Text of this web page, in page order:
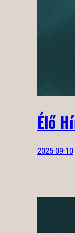
Élő
2025-09-10